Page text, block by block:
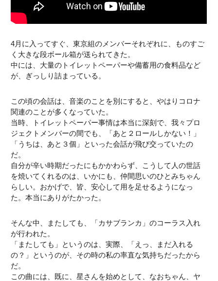
4月に入ってすぐ、東京組のメンバーそれぞれに、ものすご
く大きな段ボール箱が送られてきた。
中には、大量のトイレットペーパーや備蓄用の食料品など
が、ぎっしり詰まっている。
この頃の会話は、音楽のことを別にすると、やはりコロナ
関連のことが多くなっていた。
当時、トイレットペーパー事情は本当に深刻で、我々プロ
ジェクトメンバーの間でも、「あと２ロールしかない！」
「うちは、あと３個」といった会話が飛び交っていたの
だ。
自分が辛い時期だったにもかかわらず、こうして人の世話
を焼いてくれるのは、いかにも、仲間思いのひとみちゃん
らしい。おかげで、皆、安心して用を足せるようになっ
た。本当にありがたかった。
そんな中、またしても、「カサブランカ」のコーラス入れ
が行われた。
「またしても」というのは、実際、「えっ、まだ入れる
の？」というのが、その時の私の率直な気持ちだったから
だ。
この曲には、既に、星さんを始めとして、なおちゃん、ヤ